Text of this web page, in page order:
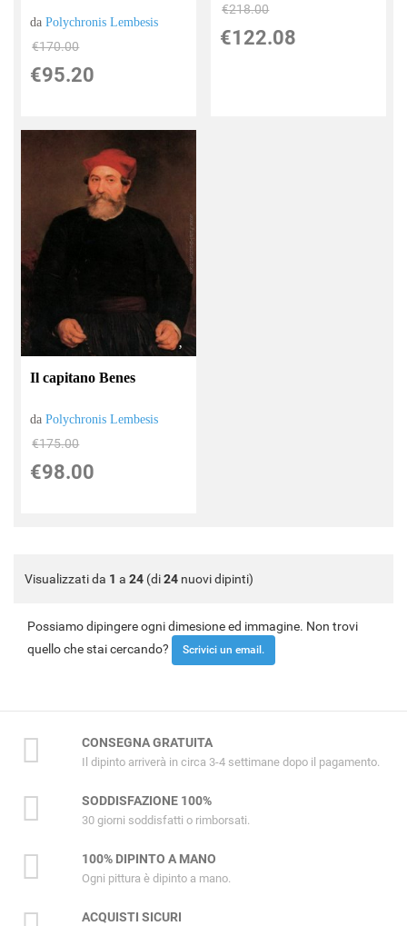
daPolychronis Lembesis
€170.00
€95.20
€218.00
€122.08
Il capitano Benes
daPolychronis Lembesis
€175.00
€98.00
Visualizzati da 1 a 24 (di24 nuovi dipinti)
Possiamo dipingere ogni dimesione ed immagine. Non trovi
quello che stai cercando?
Scrivici un email.
CONSEGNA GRATUITA
Il dipinto arriverà in circa 3-4 settimane dopo il pagamento.
SODDISFAZIONE 100%
30 giorni soddisfatti o rimborsati.
100% DIPINTO A MANO
Ogni pittura è dipinto a mano.
ACQUISTI SICURI